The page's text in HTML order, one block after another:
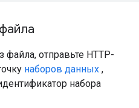
отправьте HTTP-
наборов данных ,
набора